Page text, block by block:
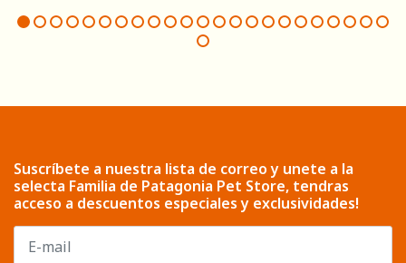
Suscríbete a nuestra lista de correo y unete a la
selecta Familia de Patagonia Pet Store, tendras
acceso a descuentos especiales y exclusividades!